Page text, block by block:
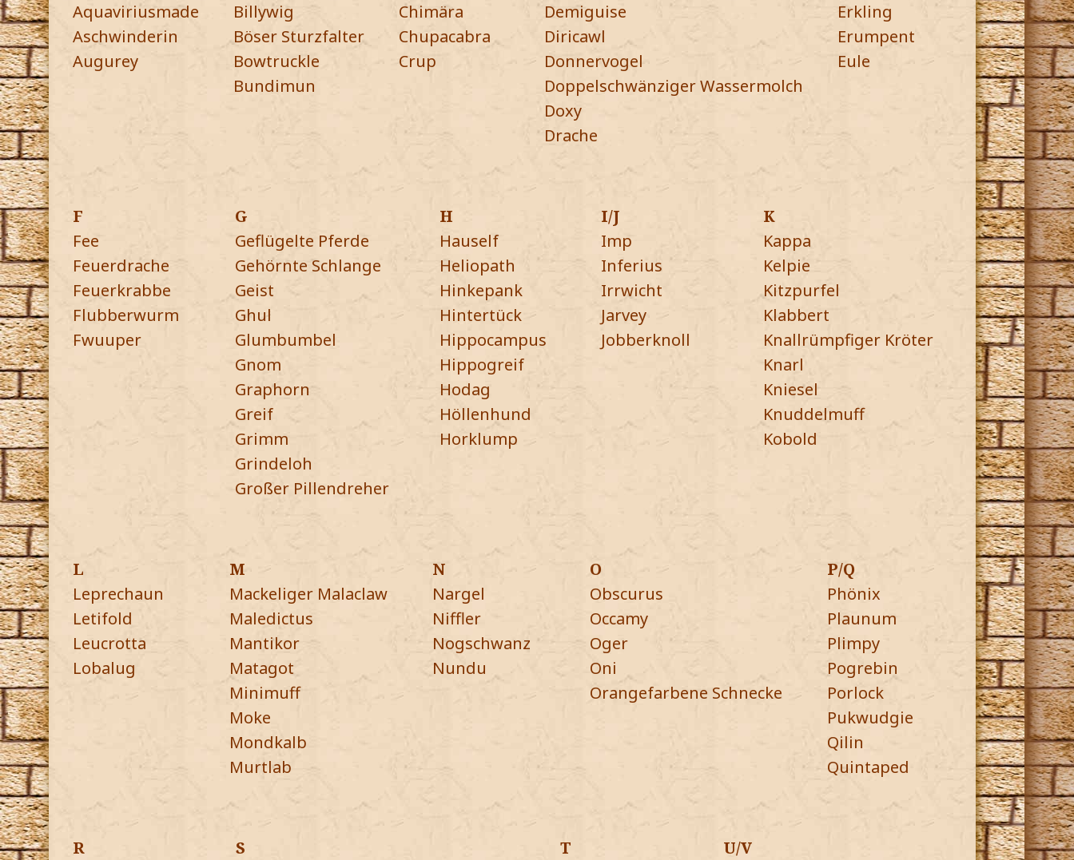
Aquaviriusmade
Aschwinderin
Augurey
Billywig
Böser Sturzfalter
Bowtruckle
Bundimun
Chimära
Chupacabra
Crup
Demiguise
Diricawl
Donnervogel
Doppelschwänziger Wassermolch
Doxy
Drache
Erkling
Erumpent
Eule
F
Fee
Feuerdrache
Feuerkrabbe
Flubberwurm
Fwuuper
G
Geflügelte Pferde
Gehörnte Schlange
Geist
Ghul
Glumbumbel
Gnom
Graphorn
Greif
Grimm
Grindeloh
Großer Pillendreher
H
Hauself
Heliopath
Hinkepank
Hintertück
Hippocampus
Hippogreif
Hodag
Höllenhund
Horklump
I/J
Imp
Inferius
Irrwicht
Jarvey
Jobberknoll
K
Kappa
Kelpie
Kitzpurfel
Klabbert
Knallrümpfiger Kröter
Knarl
Kniesel
Knuddelmuff
Kobold
L
Leprechaun
Letifold
Leucrotta
Lobalug
M
Mackeliger Malaclaw
Maledictus
Mantikor
Matagot
Minimuff
Moke
Mondkalb
Murtlab
N
Nargel
Niffler
Nogschwanz
Nundu
O
Obscurus
Occamy
Oger
Oni
Orangefarbene Schnecke
P/Q
Phönix
Plaunum
Plimpy
Pogrebin
Porlock
Pukwudgie
Qilin
Quintaped
R
S
T
U/V